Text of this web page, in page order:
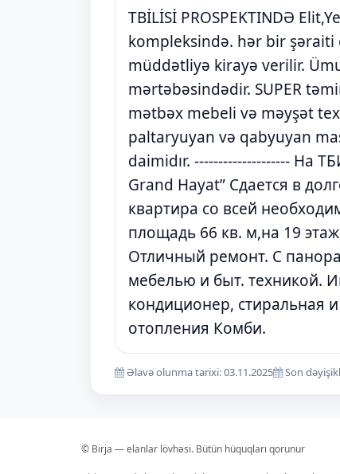
TBİLİSİ PROSPEKTINDƏ
kompleksində. hər bir şəraiti
müddətliyə kirayə verilir.
mərtəbəsindədir. SUPER
mətbəx mebeli və məyşət
paltaryuyan və qabyuyan
daimidır. -------------------- На
Grand Hayat” Сдается в
квартира со всей
площадь 66 кв. м,на 19
Отличный ремонт. С
мебелью и быт. техникой.
кондиционер, стиральная
отопления Комби.
Əlavə olunma tarixi: 03.11.2025 Son
© Birja — elanlar lövhəsi. Bütün hüquqları qorunur